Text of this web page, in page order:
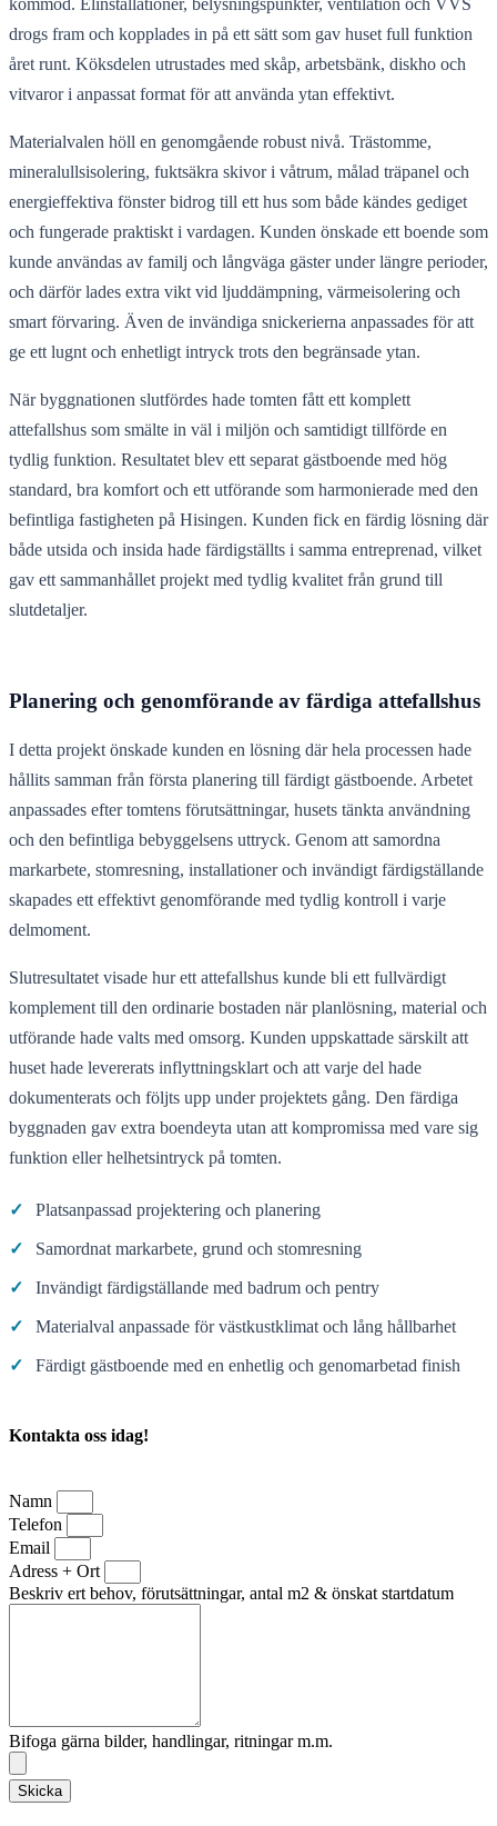
drogs fram och kopplades in på ett sätt som gav huset full funktion
året runt. Köksdelen utrustades med skåp, arbetsbänk, diskho och
vitvaror i anpassat format för att använda ytan effektivt.
Materialvalen höll en genomgående robust nivå. Trästomme,
mineralullsisolering, fuktsäkra skivor i våtrum, målad träpanel och
energieffektiva fönster bidrog till ett hus som både kändes gediget
och fungerade praktiskt i vardagen. Kunden önskade ett boende som
kunde användas av familj och långväga gäster under längre perioder,
och därför lades extra vikt vid ljuddämpning, värmeisolering och
smart förvaring. Även de invändiga snickerierna anpassades för att
ge ett lugnt och enhetligt intryck trots den begränsade ytan.
När byggnationen slutfördes hade tomten fått ett komplett
attefallshus som smälte in väl i miljön och samtidigt tillförde en
tydlig funktion. Resultatet blev ett separat gästboende med hög
standard, bra komfort och ett utförande som harmonierade med den
befintliga fastigheten på Hisingen. Kunden fick en färdig lösning där
både utsida och insida hade färdigställts i samma entreprenad, vilket
gav ett sammanhållet projekt med tydlig kvalitet från grund till
slutdetaljer.
Planering och genomförande av färdiga attefallshus
I detta projekt önskade kunden en lösning där hela processen hade
hållits samman från första planering till färdigt gästboende. Arbetet
anpassades efter tomtens förutsättningar, husets tänkta användning
och den befintliga bebyggelsens uttryck. Genom att samordna
markarbete, stomresning, installationer och invändigt färdigställande
skapades ett effektivt genomförande med tydlig kontroll i varje
delmoment.
Slutresultatet visade hur ett attefallshus kunde bli ett fullvärdigt
komplement till den ordinarie bostaden när planlösning, material och
utförande hade valts med omsorg. Kunden uppskattade särskilt att
huset hade levererats inflyttningsklart och att varje del hade
dokumenterats och följts upp under projektets gång. Den färdiga
byggnaden gav extra boendeyta utan att kompromissa med vare sig
funktion eller helhetsintryck på tomten.
✓ Platsanpassad projektering och planering
✓ Samordnat markarbete, grund och stomresning
✓ Invändigt färdigställande med badrum och pentry
✓ Materialval anpassade för västkustklimat och lång hållbarhet
✓ Färdigt gästboende med en enhetlig och genomarbetad finish
Kontakta oss idag!
Namn
Telefon
Email
Adress + Ort
Beskriv ert behov, förutsättningar, antal m2 & önskat startdatum
Bifoga gärna bilder, handlingar, ritningar m.m.
Skicka